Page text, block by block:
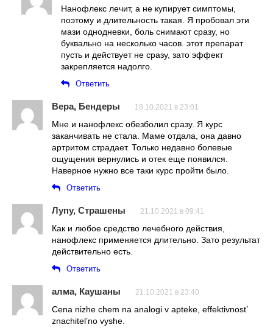
Нанофлекс лечит, а не купирует симптомы,
поэтому и длительность такая. Я пробовал эти
мази однодневки, боль снимают сразу, но
буквально на несколько часов. этот препарат
пусть и действует не сразу, зато эффект
закрепляется надолго.
Ответить
Вера, Бендеры 18.10.2021 в 23:01
Мне и нанофлекс обезболил сразу. Я курс
заканчивать не стала. Маме отдала, она давно
артритом страдает. Только недавно болевые
ощущения вернулись и отек еще появился.
Наверное нужно все таки курс пройти было.
Ответить
Лупу, Страшены 21.10.2021 в 09:41
Как и любое средство лечебного действия,
нанофлекс применяется длительно. Зато результат
действительно есть.
Ответить
алма, Каушаны 21.10.2021 в 23:40
Cena nizhe chem na analogi v apteke, effektivnost’
znachitel’no vyshe.